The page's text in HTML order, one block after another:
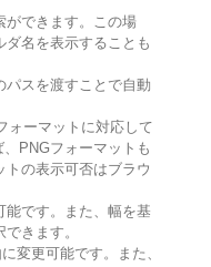
ができます。この場
名を表示することも
パスを渡すことで自動
ォーマットに対応して
PNGフォーマットも
の表示可否はブラウ
能です。また、幅を基
きます。
変更可能です。また、